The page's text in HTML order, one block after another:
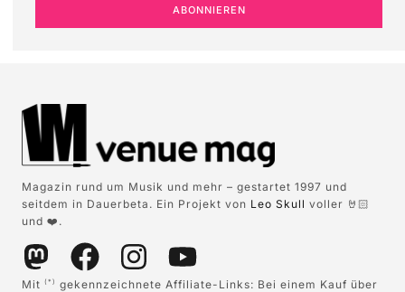
ABONNIEREN
Magazin rund um Musik und mehr – gestartet 1997 und
seitdem in Dauerbeta. Ein Projekt von Leo Skull voller 🤘🏻
und ❤️.
Mit (*)
gekennzeichnete Affiliate-Links: Bei einem Kauf über